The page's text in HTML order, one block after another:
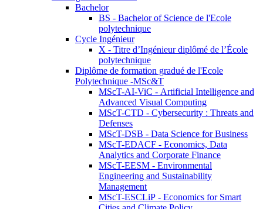
Bachelor
BS - Bachelor of Science de l'Ecole
polytechnique
Cycle Ingénieur
X - Titre d’Ingénieur diplômé de l’École
polytechnique
Diplôme de formation gradué de l'Ecole
Polytechnique -MSc&T
MScT-AI-ViC - Artificial Intelligence and
Advanced Visual Computing
MScT-CTD - Cybersecurity : Threats and
Defenses
MScT-DSB - Data Science for Business
MScT-EDACF - Economics, Data
Analytics and Corporate Finance
MScT-EESM - Environmental
Engineering and Sustainability
Management
MScT-ESCLiP - Economics for Smart